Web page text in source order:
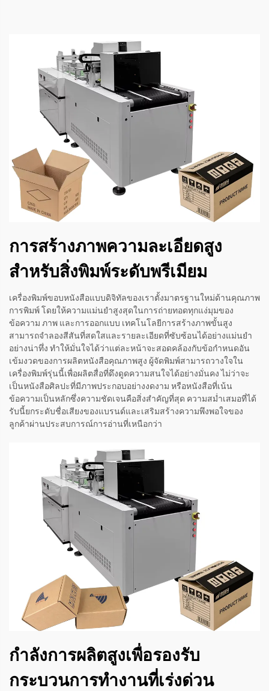
การสร้างภาพความละเอียดสูง
สำหรับสิ่งพิมพ์ระดับพรีเมียม
เครื่องพิมพ์ขอบหนังสือแบบดิจิทัลของเราตั้งมาตรฐานใหม่ด้านคุณภาพ
การพิมพ์ โดยให้ความแม่นยำสูงสุดในการถ่ายทอดทุกแง่มุมของ
ข้อความ ภาพ และการออกแบบ เทคโนโลยีการสร้างภาพขั้นสูง
สามารถจำลองสีสันที่สดใสและรายละเอียดที่ซับซ้อนได้อย่างแม่นยำ
อย่างน่าทึ่ง ทำให้มั่นใจได้ว่าแต่ละหน้าจะสอดคล้องกับข้อกำหนดอัน
เข้มงวดของการผลิตหนังสือคุณภาพสูง ผู้จัดพิมพ์สามารถวางใจใน
เครื่องพิมพ์รุ่นนี้เพื่อผลิตสื่อที่ดึงดูดความสนใจได้อย่างมั่นคง ไม่ว่าจะ
เป็นหนังสือศิลปะที่มีภาพประกอบอย่างงดงาม หรือหนังสือที่เน้น
ข้อความเป็นหลักซึ่งความชัดเจนคือสิ่งสำคัญที่สุด ความสม่ำเสมอที่ได้
รับนี้ยกระดับชื่อเสียงของแบรนด์และเสริมสร้างความพึงพอใจของ
ลูกค้าผ่านประสบการณ์การอ่านที่เหนือกว่า
กำลังการผลิตสูงเพื่อรองรับ
กระบวนการทำงานที่เร่งด่วน